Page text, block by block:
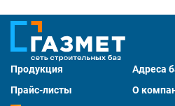
Продукция
Адреса
Прайс-листы
О